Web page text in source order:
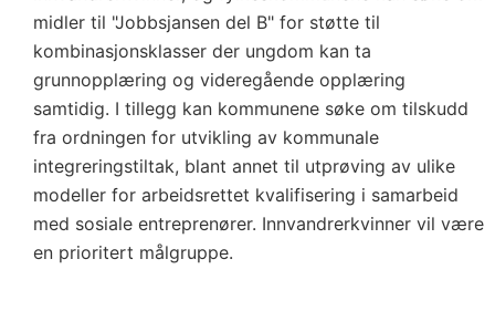
midler til "Jobbsjansen del B" for støtte til
kombinasjonsklasser der ungdom kan ta
grunnopplæring og videregående opplæring
samtidig. I tillegg kan kommunene søke om tilskudd
fra ordningen for utvikling av kommunale
integreringstiltak, blant annet til utprøving av ulike
modeller for arbeidsrettet kvalifisering i samarbeid
med sosiale entreprenører. Innvandrerkvinner vil være
en prioritert målgruppe.